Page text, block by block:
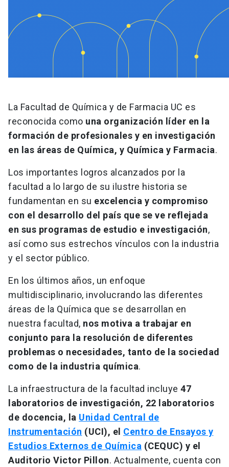
La Facultad de Química y de Farmacia UC es
reconocida como una organización líder en la
formación de profesionales y en investigación
en las áreas de Química, y Química y Farmacia.
Los importantes logros alcanzados por la
facultad a lo largo de su ilustre historia se
fundamentan en su excelencia y compromiso
con el desarrollo del país que se ve reflejada
en sus programas de estudio e investigación,
así como sus estrechos vínculos con la industria
y el sector público.
En los últimos años, un enfoque
multidisciplinario, involucrando las diferentes
áreas de la Química que se desarrollan en
nuestra facultad, nos motiva a trabajar en
conjunto para la resolución de diferentes
problemas o necesidades, tanto de la sociedad
como de la industria química.
La infraestructura de la facultad incluye 47
laboratorios de investigación, 22 laboratorios
de docencia, la Unidad Central de
Instrumentación (UCI), el Centro de Ensayos y
Estudios Externos de Química (CEQUC) y el
Auditorio Victor Pillon. Actualmente, cuenta con